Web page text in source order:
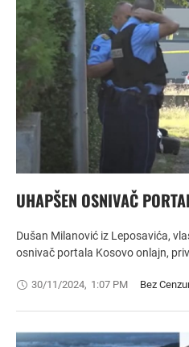
UHAPŠEN OSNIVAČ
Dušan Milanović iz Leposavića,
osnivač portala Kosovo onlajn,
30/11/2024, 1:07 PM Bez